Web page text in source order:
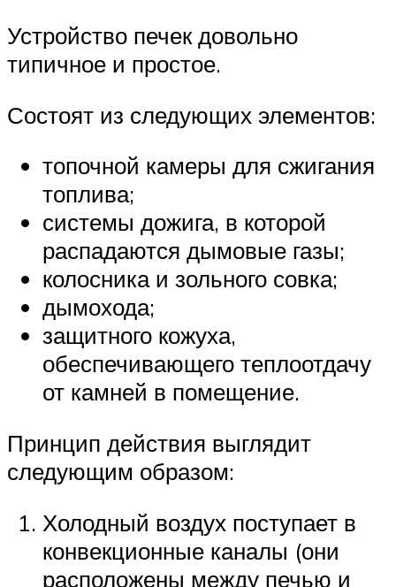
Устройство печек довольно
типичное и простое.
Состоят из следующих элементов:
топочной камеры для сжигания
топлива;
системы дожига, в которой
распадаются дымовые газы;
колосника и зольного совка;
дымохода;
защитного кожуха,
обеспечивающего теплоотдачу
от камней в помещение.
Принцип действия выглядит
следующим образом:
Холодный воздух поступает в
конвекционные каналы (они
расположены между печью и